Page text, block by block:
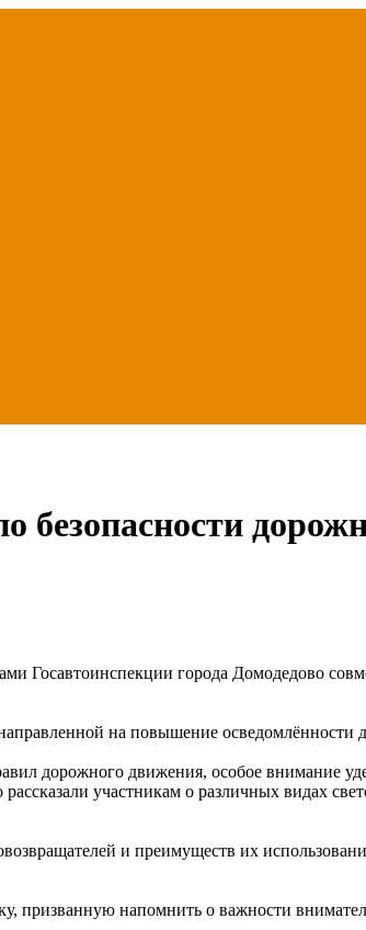
безопасности
Госавтоинспекции города Домодедово
на повышение осведомлённости
дорожного движения, особое внимание
участникам о различных видах
и преимуществ их
призванную напомнить о важности